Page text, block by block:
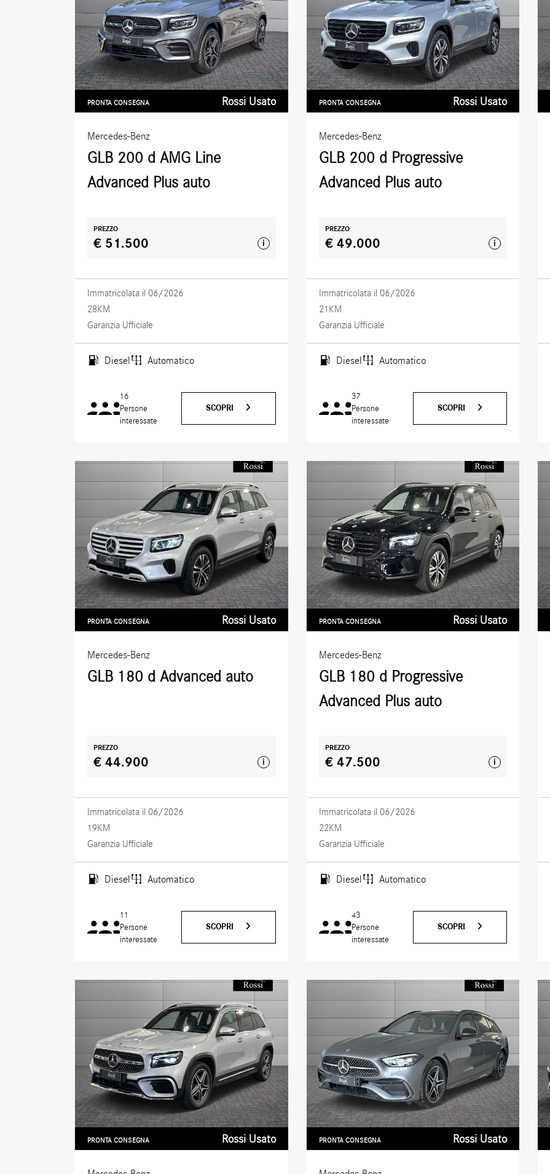
Mercedes-Benz
GLB 200 d AMG Line
Advanced Plus auto
PRONTA CONSEGNA Rossi Usato
PREZZO
€ 51.500 i
Immatricolata il 06/2026
28KM
Garanzia Ufficiale
Diesel Automatico
16
Persone
interessate
SCOPRI
Mercedes-Benz
GLB 200 d Progressive
Advanced Plus auto
PRONTA CONSEGNA Rossi Usato
PREZZO
€ 49.000 i
Immatricolata il 06/2026
21KM
Garanzia Ufficiale
Diesel Automatico
37
Persone
interessate
SCOPRI
Mercedes-Benz
GLB 180 d Advanced auto
PRONTA CONSEGNA Rossi Usato
PREZZO
€ 44.900 i
Immatricolata il 06/2026
19KM
Garanzia Ufficiale
Diesel Automatico
11
Persone
interessate
SCOPRI
Mercedes-Benz
GLB 180 d Progressive
Advanced Plus auto
PRONTA CONSEGNA Rossi Usato
PREZZO
€ 47.500 i
Immatricolata il 06/2026
22KM
Garanzia Ufficiale
Diesel Automatico
43
Persone
interessate
SCOPRI
PRONTA CONSEGNA Rossi Usato PRONTA CONSEGNA Rossi Usato